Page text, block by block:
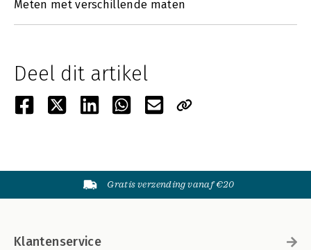
Meten met verschillende maten
Deel dit artikel
Gratis verzending vanaf €20
Klantenservice